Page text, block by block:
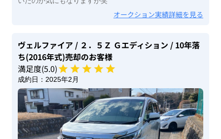
オークション実績詳細を見る
ヴェルファイア / ２．５Ｚ Ｇエディション / 10年落
ち(2016年式)売却のお客様
満足度(5.0)
成約日： 2025年2月